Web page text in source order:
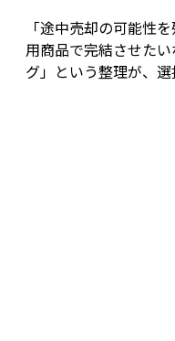
「途中売却の可能性
用商品で完結させた
グ」という整理が、選